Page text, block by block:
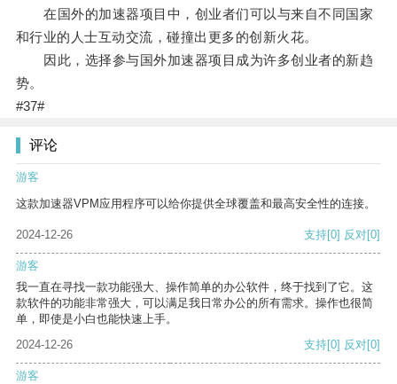
在国外的加速器项目中，创业者们可以与来自不同国家
和行业的人士互动交流，碰撞出更多的创新火花。
因此，选择参与国外加速器项目成为许多创业者的新趋
势。
#37#
评论
游客
这款加速器VPM应用程序可以给你提供全球覆盖和最高安全性的连接。
2024-12-26 支持[0] 反对[0]
游客
我一直在寻找一款功能强大、操作简单的办公软件，终于找到了它。这
款软件的功能非常强大，可以满足我日常办公的所有需求。操作也很简
单，即使是小白也能快速上手。
2024-12-26
支持[0] 反对[0]
游客